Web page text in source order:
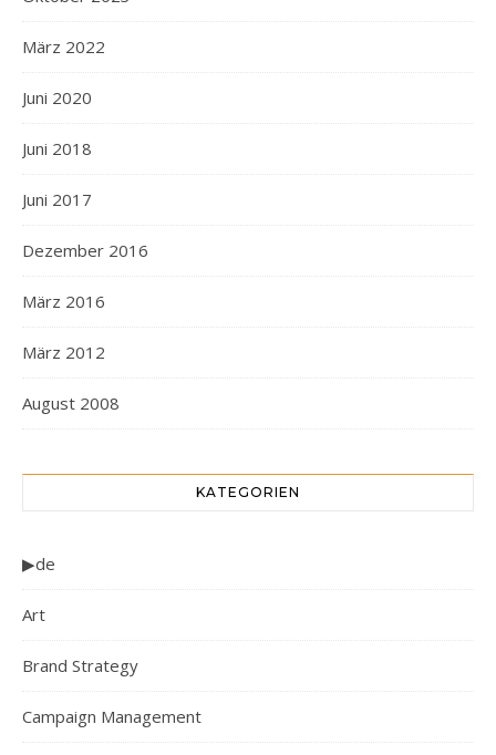
März 2022
Juni 2020
Juni 2018
Juni 2017
Dezember 2016
März 2016
März 2012
August 2008
KATEGORIEN
▶de
Art
Brand Strategy
Campaign Management